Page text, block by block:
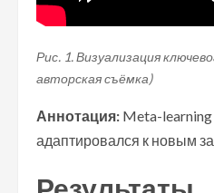
Рис. 1. Визуализация
авторская съёмка)
Аннотация: Meta-
адаптировался к новым